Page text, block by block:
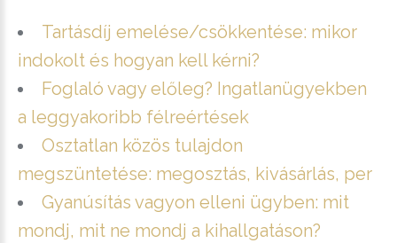
Tartásdíj emelése/csökkentése: mikor
indokolt és hogyan kell kérni?
Foglaló vagy előleg? Ingatlanügyekben
a leggyakoribb félreértések
Osztatlan közös tulajdon
megszüntetése: megosztás, kivásárlás, per
Gyanúsítás vagyon elleni ügyben: mit
mondj, mit ne mondj a kihallgatáson?